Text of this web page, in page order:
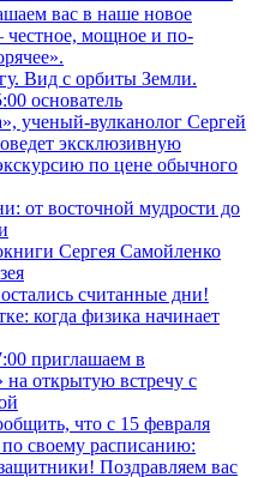
вас в наше новое
мощное и по-
Вид с орбиты Земли.
основатель
ученый-вулканолог Сергей
эксклюзивную
по цене обычного
от восточной мудрости до
Сергея Самойленко
считанные дни!
когда физика начинает
приглашаем в
на открытую встречу с
что с 15 февраля
по своему расписанию:
Поздравляем вас